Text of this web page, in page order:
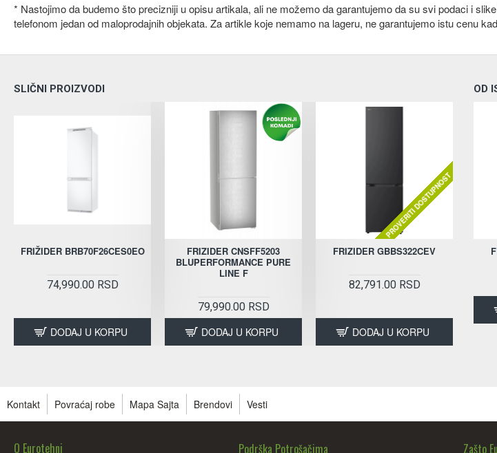
* Nastojimo da budemo što precizniji u opisu artikala, ali ne možemo da garantujemo da su svi podaci i
telefonom jedan od maloprodajnih objekata. Za artikle koje nemamo na lageru, ne garantujemo istu cenu
SLIČNI PROIZVODI
FRIŽIDER BRB70F26CES0EO
74,990.00 RSD
DODAJ U KORPU
FRIZIDER CNSFF5203
BLUPERFORMANCE PURE
LINE F
79,990.00 RSD
DODAJ U KORPU
PROVERITI DOSTUPNOST
FRIZIDER GBBS322CEV
82,791.00 RSD
DODAJ U KORPU
OD
Kontakt Povraćaj robe Mapa Sajta Brendovi Vesti
O Eurotehni Podrška Potrošačima Zašto